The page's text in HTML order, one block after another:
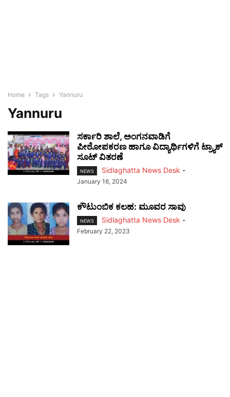
Home Tags Yannuru
Yannuru
ಸರ್ಕಾರಿ ಶಾಲೆ, ಅಂಗನವಾಡಿಗೆ
ಪೀಠೋಪಕರಣ ಹಾಗೂ ವಿದ್ಯಾರ್ಥಿಗಳಿಗೆ ಟ್ರ್ಯಾಕ್
ಸೂಟ್ ವಿತರಣೆ
NEWS Sidlaghatta News Desk -
January 16, 2024
ಕೌಟುಂಬಿಕ ಕಲಹ: ಮೂವರ ಸಾವು
NEWS Sidlaghatta News Desk -
February 22, 2023